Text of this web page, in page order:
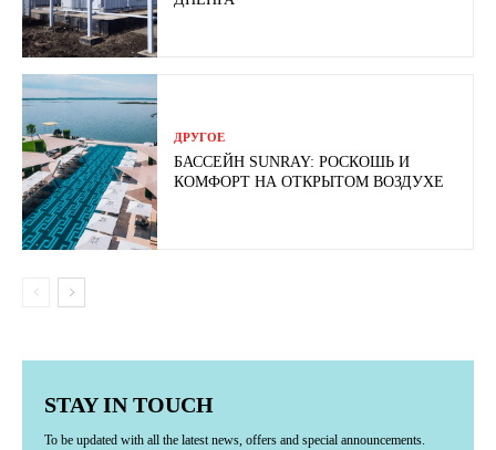
ДРУГОЕ
БАССЕЙН SUNRAY: РОСКОШЬ И
КОМФОРТ НА ОТКРЫТОМ ВОЗДУХЕ
STAY IN TOUCH
To be updated with all the latest news, offers and special announcements.